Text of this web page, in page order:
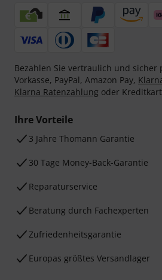
Bezahlen Sie vertraulich und sicher
Vorkasse, PayPal, Amazon Pay,
Klarna Ratenzahlung oder
Ihre Vorteile
3 Jahre Thomann Garantie
30 Tage Money-Back-Garantie
Reparaturservice
Beratung durch Fachexperten
Zufriedenheitsgarantie
Europas größtes Versandlager